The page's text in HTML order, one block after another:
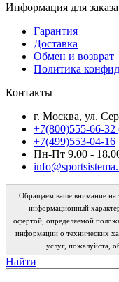
Информация для заказа
Гарантия
Доставка
Обмен и возврат
Политика
Контакты
г. Москва, ул.
+7(800)555-66-
+7(499)553-04-16
Пн-Пт 9.00 -
Обращаем ваше внимание на
информационный
офертой, определяемой
информации о технических
услуг, пожалуйста,
Найти